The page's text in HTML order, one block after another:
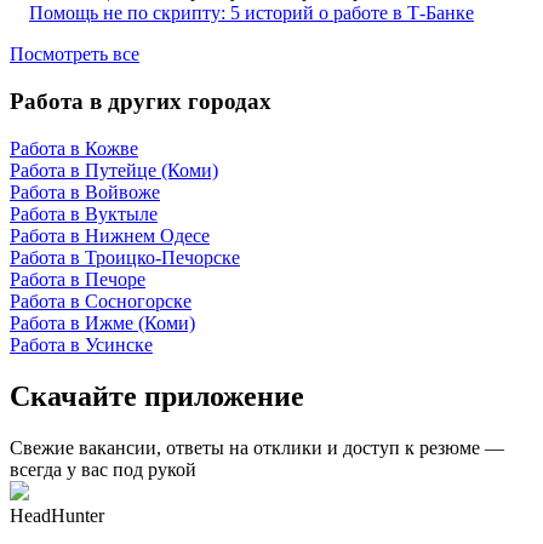
Помощь не по скрипту: 5 историй о работе в Т-Банке
Посмотреть все
Работа в других городах
Работа в Кожве
Работа в Путейце (Коми)
Работа в Войвоже
Работа в Вуктыле
Работа в Нижнем Одесе
Работа в Троицко-Печорске
Работа в Печоре
Работа в Сосногорске
Работа в Ижме (Коми)
Работа в Усинске
Скачайте приложение
Свежие вакансии, ответы на отклики и доступ к резюме —
всегда у вас под рукой
HeadHunter